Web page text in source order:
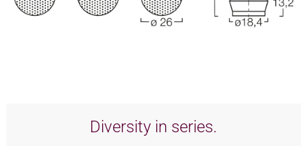
Diversity in series.